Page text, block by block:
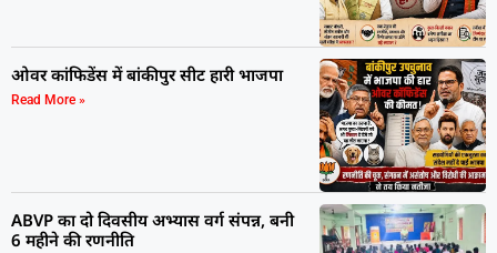
ओवर कांफिडेंस में बांकीपुर सीट हारी भाजपा
Read More »
ABVP का दो दिवसीय अभ्यास वर्ग संपन्न, बनी
6 महीने की रणनीति